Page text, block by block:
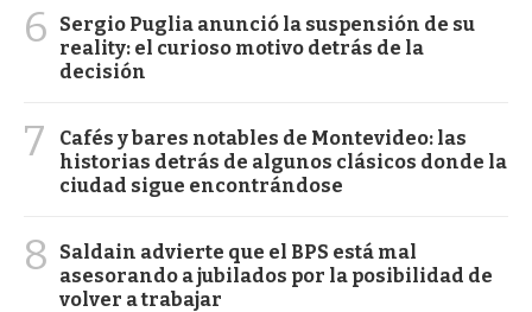
6
Sergio Puglia anunció la suspensión de su
reality: el curioso motivo detrás de la
decisión
7
Cafés y bares notables de Montevideo: las
historias detrás de algunos clásicos donde la
ciudad sigue encontrándose
8
Saldain advierte que el BPS está mal
asesorando a jubilados por la posibilidad de
volver a trabajar